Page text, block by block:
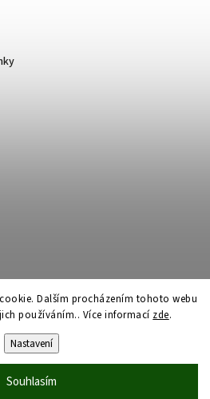
Dalším procházením tohoto webu
používáním.. Více informací zde.
Nastavení
Souhlasím
Onyx. Všechna práva vyhrazena.